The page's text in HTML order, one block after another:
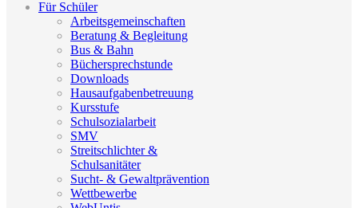
Für Schüler
Arbeitsgemeinschaften
Beratung & Begleitung
Bus & Bahn
Büchersprechstunde
Downloads
Hausaufgabenbetreuung
Kursstufe
Schulsozialarbeit
SMV
Streitschlichter &
Schulsanitäter
Sucht- & Gewaltprävention
Wettbewerbe